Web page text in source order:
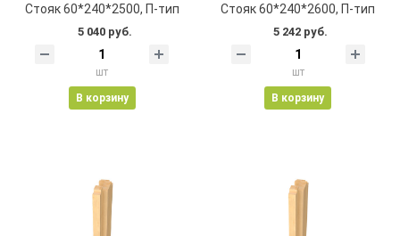
Стояк 60*240*2500, П-тип
5 040 руб.
шт
В корзину
Стояк 60*240*2600, П-тип
5 242 руб.
шт
В корзину